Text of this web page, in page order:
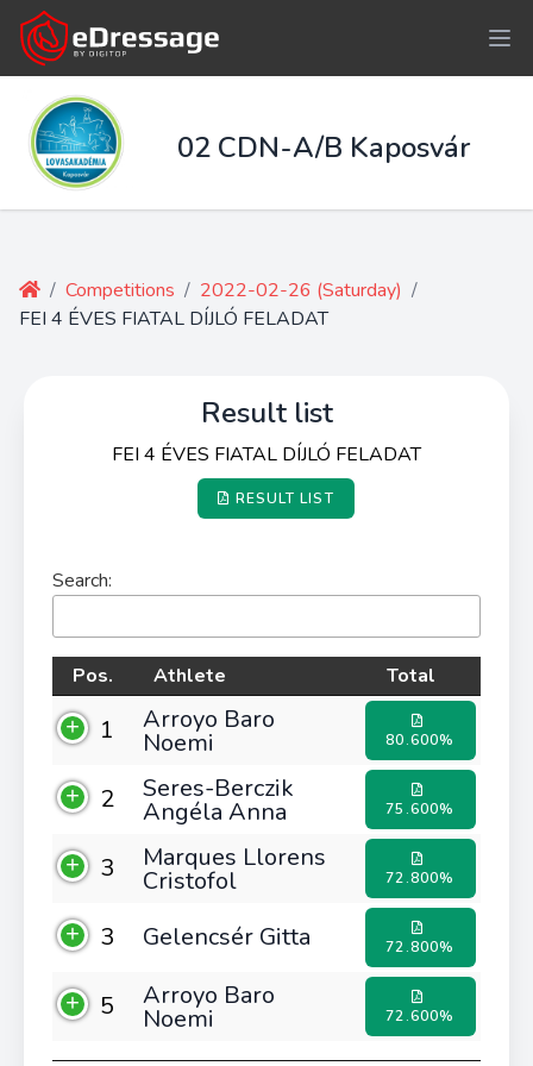
02 CDN-A/B Kaposvár
/ Competitions / 2022-02-26 (Saturday) /
FEI 4 ÉVES FIATAL DÍJLÓ FELADAT
Result list
FEI 4 ÉVES FIATAL DÍJLÓ FELADAT
RESULT LIST
Search:
Pos. Athlete Total
1 Arroyo Baro
Noemi 80.600%
2 Seres-Berczik
Angéla Anna 75.600%
3 Marques Llorens
Cristofol 72.800%
3 Gelencsér Gitta 72.800%
5 Arroyo Baro
Noemi 72.600%